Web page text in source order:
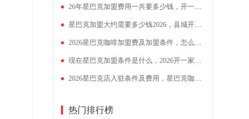
26年星巴克加盟费用一共要多少钱，开一家咖啡店要投资多少钱
星巴克加盟大约需要多少钱2026，县城开星巴克的条件分析
2026星巴克咖啡加盟费及加盟条件，怎么开一家星巴克咖啡店
现在星巴克加盟条件是什么，2026开一家星巴克需要多少资金
2026星巴克店入驻条件及费用，星巴克咖啡具体怎么加盟
热门排行榜